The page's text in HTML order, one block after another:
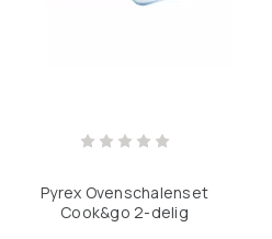
Pyrex Ovenschalenset
Cook&go 2-delig